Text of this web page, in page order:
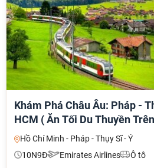
Khám Phá Châu Âu: Pháp -
HCM ( Ăn Tối Du Thuyền
Hồ Chí Minh - Pháp - Thụy Sĩ - Ý
10N9Đ
Emirates Airlines
Ô tô